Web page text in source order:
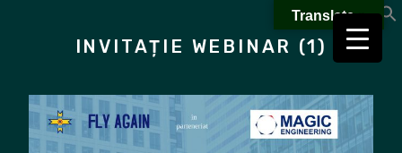
INVITAȚIE WEBINAR (1)
Translate »